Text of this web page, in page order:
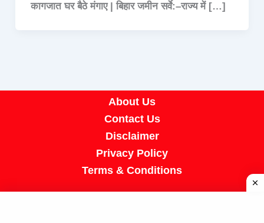
कागजात घर बैठे मंगाए | बिहार जमीन सर्वे:–राज्य में […]
About Us
Contact Us
Disclaimer
Privacy Policy
Terms & Conditions